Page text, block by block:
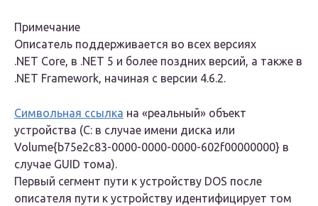
Примечание
Описатель поддерживается во всех версиях
.NET Core, в .NET 5 и более поздних версий, а также в
.NET Framework, начиная с версии 4.6.2.
Символьная ссылка на «реальный» объект
устройства (C: в случае имени диска или
Volume{b75e2c83-0000-0000-0000-602f00000000} в
случае GUID тома).
Первый сегмент пути к устройству DOS после
описателя пути к устройству идентифицирует том